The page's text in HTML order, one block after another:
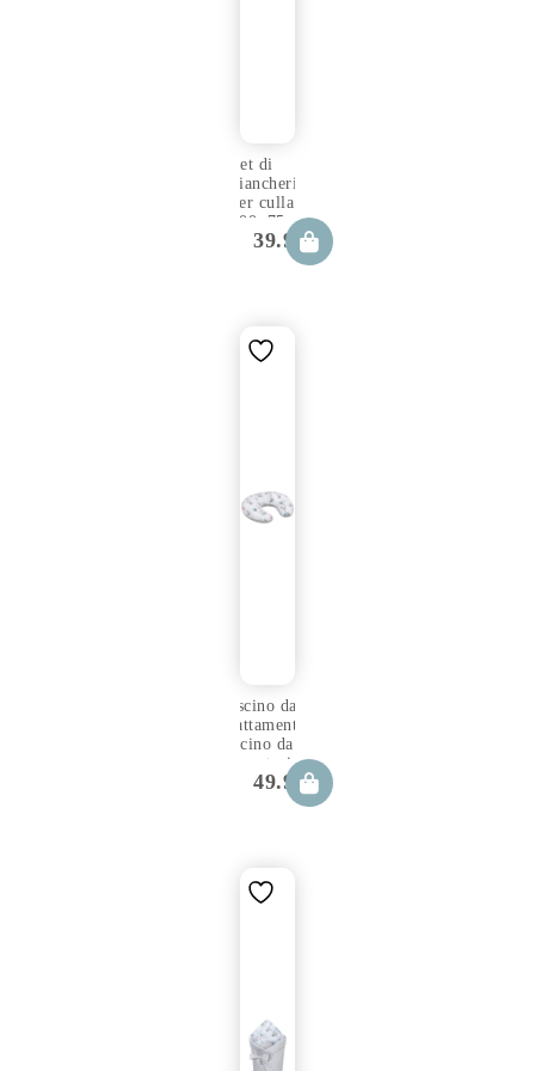
Set di
biancheria
per culla
100×75
cm Loom
39.99€
Cuscino da
allattamento,
cuscino da
alimentazione
60×40 cm
Loom con
49.99€